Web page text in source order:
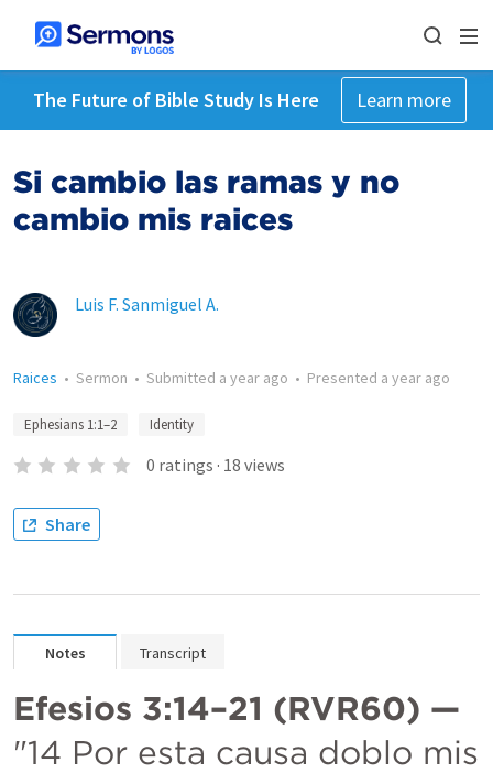
The Future of Bible Study Is Here Learn more
Si cambio las ramas y no
cambio mis raices
Luis F. Sanmiguel A.
Raices • Sermon • Submitted a year ago • Presented a year ago
Ephesians 1:1–2 Identity
0 ratings · 18 views
Share
Notes Transcript
Efesios 3:14–21 (RVR60) —
"14 Por esta causa doblo mis